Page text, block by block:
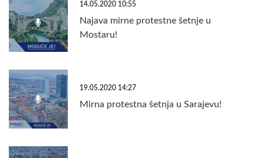
14.05.2020 10:55
Najava mirne protestne šetnje u
Mostaru!
19.05.2020 14:27
Mirna protestna šetnja u Sarajevu!